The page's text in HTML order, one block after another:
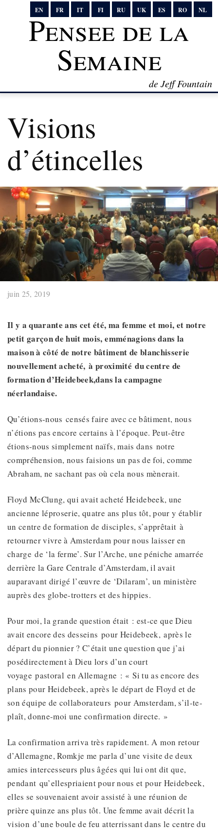
EN FR IT FI RU UK ES RO NL
Pensee de la
Semaine
de Jeff Fountain
Visions
d’étincelles
juin 25, 2019
Il y a quarante ans cet été, ma femme et moi, et notre
petit garçon de huit mois, emménagions dans la
maison à côté de notre bâtiment de blanchisserie
nouvellement acheté,à proximitédu centre de
formation d’Heidebeek,dans la campagne
néerlandaise.
Qu’étions-nous censés faire avec ce bâtiment, nous
n’étions pas encore certains à l’époque. Peut-être
étions-nous simplement naïfs, mais dans notre
compréhension, nous faisions un pas de foi, comme
Abraham, ne sachant pas où cela nous mènerait.
Floyd McClung, qui avait acheté Heidebeek, une
ancienne léproserie, quatre ans plus tôt, pour y établir
un centre de formation de disciples, s’apprêtait à
retourner vivre à Amsterdam pour nous laisser en
charge de ‘la ferme’. Sur l’Arche, une péniche amarrée
derrière la Gare Centrale d’Amsterdam, il avait
auparavant dirigé l’œuvre de ‘Dilaram’, un ministère
auprès des globe-trotters et des hippies.
Pour moi, la grande question était : est-ce que Dieu
avait encore des desseins pour Heidebeek, après le
départ du pionnier ? C’était une question que j’ai
posédirectement à Dieu lors d’un court
voyage pastoral en Allemagne : « Si tu as encore des
plans pour Heidebeek, après le départ de Floyd et de
son équipe de collaborateurs pour Amsterdam, s’il-te-
plaît, donne-moi une confirmation directe. »
La confirmation arriva très rapidement. A mon retour
d’Allemagne, Romkje me parla d’une visite de deux
amies intercesseurs plus âgées qui lui ont dit que,
pendant qu’ellespriaient pour nous et pour Heidebeek,
elles se souvenaient avoir assisté à une réunion de
prière quinze ans plus tôt. Une femme avait décrit la
vision d’une boule de feu atterrissant dans le centre du